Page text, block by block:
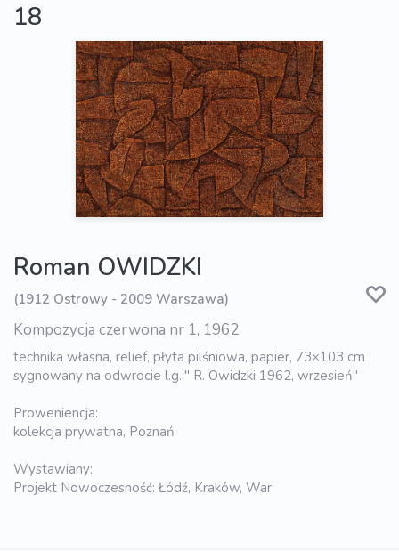
18
Roman OWIDZKI
(1912 Ostrowy - 2009 Warszawa)
Kompozycja czerwona nr 1, 1962
technika własna, relief, płyta pilśniowa, papier, 73×103 cm
sygnowany na odwrocie l.g.:" R. Owidzki 1962, wrzesień"
Proweniencja:
kolekcja prywatna, Poznań
Wystawiany:
Projekt Nowoczesność: Łódź, Kraków, War